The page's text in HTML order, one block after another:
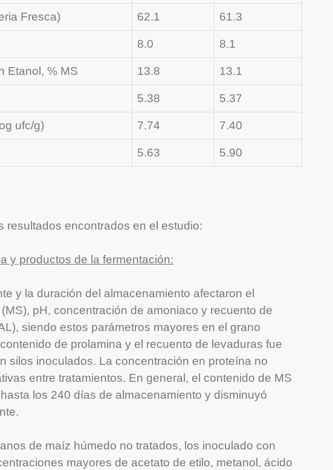
Fresca) 62.1 61.3
8.0 8.1
Etanol, % MS 13.8 13.1
5.38 5.37
ufc/g) 7.74 7.40
5.63 5.90
resultados encontrados en el estudio:
y productos de la fermentación:
y la duración del almacenamiento afectaron el
pH, concentración de amoniaco y recuento de
siendo estos parámetros mayores en el grano
de prolamina y el recuento de levaduras fue
silos inoculados. La concentración en proteína no
entre tratamientos. En general, el contenido de MS
los 240 días de almacenamiento y disminuyó
de maíz húmedo no tratados, los inoculado con
mayores de acetato de etilo, metanol, ácido